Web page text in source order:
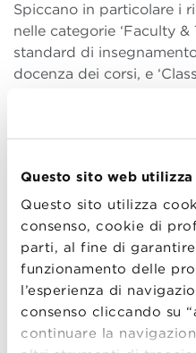
Questo sito web
Questo sito utilizza
consenso, cookie di
parti, al fine di
funzionamento delle
l’esperienza di
consenso cliccando su
continuare la
Spiccano in particolare i
nelle categorie ‘Faculty &
standard di
docenza dei corsi, e
programmi, nelle quali la
notevolmente al di sopra
tasso di completamento
dei docenti sono valsi alla
prestigioso secondo
nell’ambito Faculty &
del posizionamento finale.
Siamo orgogliosi dei
da QS World University
perché il riconoscimento